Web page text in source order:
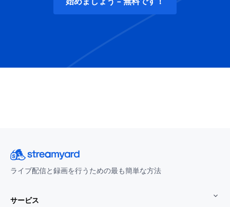
ライブ配信と録画を行うための最も簡単な方法
サービス